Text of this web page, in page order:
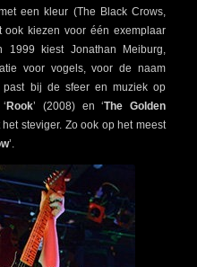
een kleur (The Black Crows,
ook kiezen voor één exemplaar
kiest Jonathan Meiburg,
voor vogels, voor de naam
past bij de sfeer en muziek op
Rook’ (2008) en ‘The Golden
steviger. Zo ook op het meest
’.